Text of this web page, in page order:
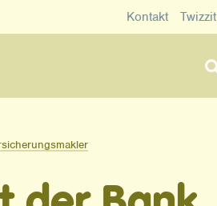
Kontakt Twizzit